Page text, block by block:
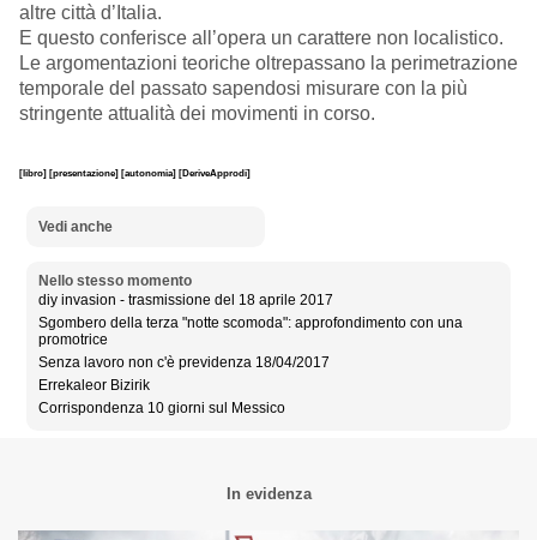
altre città d’Italia.
E questo conferisce all’opera un carattere non localistico.
Le argomentazioni teoriche oltrepassano la perimetrazione
temporale del passato sapendosi misurare con la più
stringente attualità dei movimenti in corso.
[libro] [presentazione] [autonomia] [DeriveApprodi]
Vedi anche
Nello stesso momento
diy invasion - trasmissione del 18 aprile 2017
Sgombero della terza "notte scomoda": approfondimento con una
promotrice
Senza lavoro non c'è previdenza 18/04/2017
Errekaleor Bizirik
Corrispondenza 10 giorni sul Messico
In evidenza